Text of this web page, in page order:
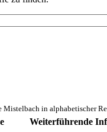
Mistelbach in alphabetischer
Weiterführende